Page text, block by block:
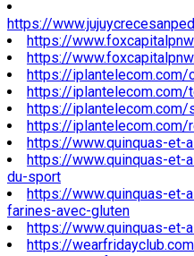
https://
https://
https://
https://iplantelecom.com/
https://iplantelecom.com/
https://iplantelecom.com/
https://iplantelecom.com/
https://www.quinquas-et-
https://www.quinquas-
du-sport
https://www.quinquas-
farines-avec-gluten
https://www.quinquas-et-
https://